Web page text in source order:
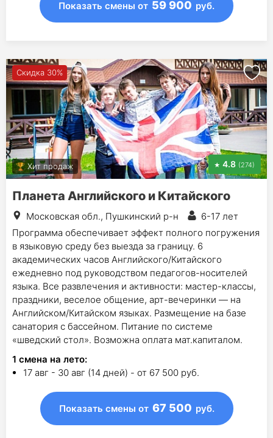
Показать смены от 59 900 руб.
Скидка 30%
Хит продаж 4.8 (274)
Планета Английского и Китайского
Московская обл., Пушкинский р-н
6-17 лет
Программа обеспечивает эффект полного погружения
в языковую среду без выезда за границу. 6
академических часов Английского/Китайского
ежедневно под руководством педагогов-носителей
языка. Все развлечения и активности: мастер-классы,
праздники, веселое общение, арт-вечеринки — на
Английском/Китайском языках. Размещение на базе
санатория с бассейном. Питание по системе
«шведский стол». Возможна оплата мат.капиталом.
1 смена на лето:
17 авг - 30 авг (14 дней) - от 67 500 руб.
Показать смены от 67 500 руб.